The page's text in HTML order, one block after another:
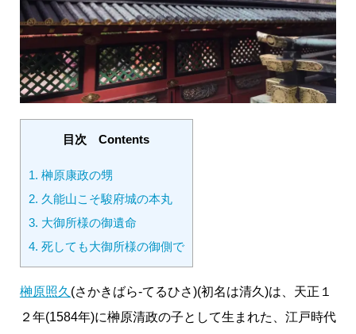
目次 Contents
1. 榊原康政の甥
2. 久能山こそ駿府城の本丸
3. 大御所様の御遺命
4. 死しても大御所様の御側で
榊原照久 (さかきばら-てるひさ)(初名は清久)は、天正１
２年(1584年)に榊原清政の子として生まれた、江戸時代